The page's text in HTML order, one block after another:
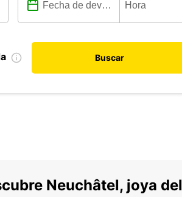
Buscar
Neuchâtel, joya del